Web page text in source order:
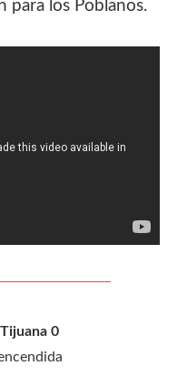
para los Poblanos.
0